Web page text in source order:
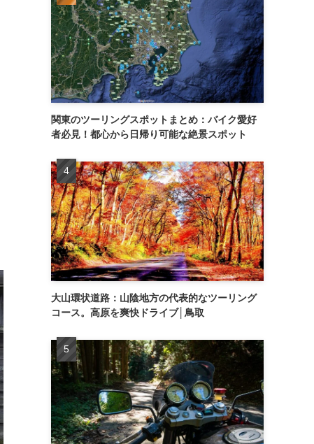
関東のツーリングスポットまとめ：バイク愛好
者必見！都心から日帰り可能な絶景スポット
大山環状道路：山陰地方の代表的なツーリング
コース。高原を爽快ドライブ│鳥取